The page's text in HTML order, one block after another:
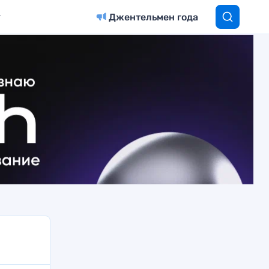
Джентельмен года